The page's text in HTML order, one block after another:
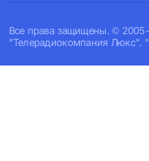
Все права защищены. ©
"Телерадиокомпания Люкс".